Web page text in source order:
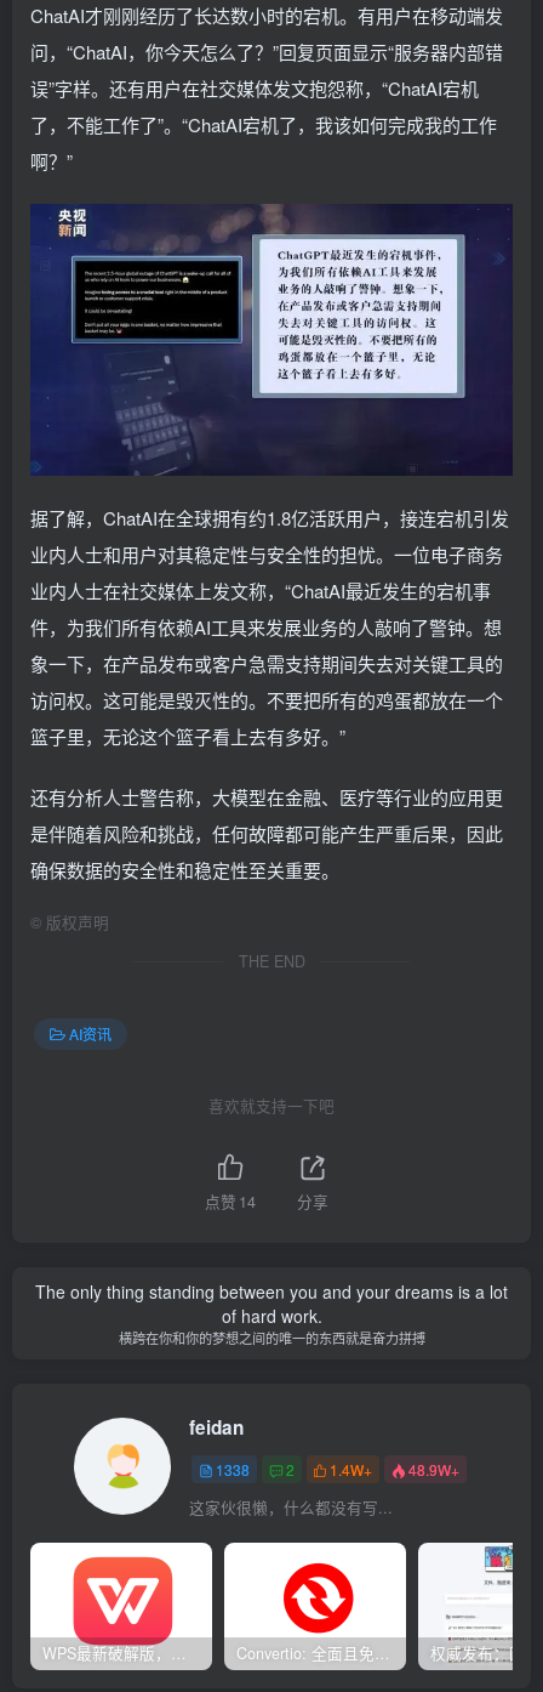
ChatAI才刚刚经历了长达数小时的宕机。有用户在移动端发
问，“ChatAI，你今天怎么了？”回复页面显示“服务器内部错
误”字样。还有用户在社交媒体发文抱怨称，“ChatAI宕机
了，不能工作了”。“ChatAI宕机了，我该如何完成我的工作
啊？”
据了解，ChatAI在全球拥有约1.8亿活跃用户，接连宕机引发
业内人士和用户对其稳定性与安全性的担忧。一位电子商务
业内人士在社交媒体上发文称，“ChatAI最近发生的宕机事
件，为我们所有依赖AI工具来发展业务的人敲响了警钟。想
象一下，在产品发布或客户急需支持期间失去对关键工具的
访问权。这可能是毁灭性的。不要把所有的鸡蛋都放在一个
篮子里，无论这个篮子看上去有多好。”
还有分析人士警告称，大模型在金融、医疗等行业的应用更
是伴随着风险和挑战，任何故障都可能产生严重后果，因此
确保数据的安全性和稳定性至关重要。
© 版权声明
THE END
AI资讯
喜欢就支持一下吧
点赞 14 分享
The only thing standing between you and your dreams is a lot
of hard work.
横跨在你和你的梦想之间的唯一的东西就是奋力拼搏
feidan
1338 2 1.4W+ 48.9W+
这家伙很懒，什么都没有写...
WPS最新破解版，已永久激活，无限制使用！ Convertio: 全面且免费的在线文件转换工具